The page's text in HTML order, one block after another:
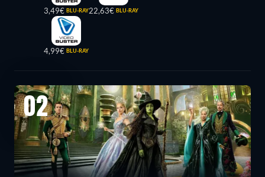
3,49€ BLU-RAY
4,99€ BLU-RAY
22,63€ BLU-RAY
02